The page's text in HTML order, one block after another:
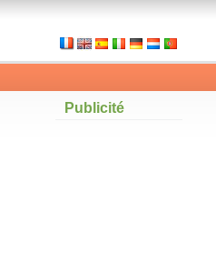
Publicité